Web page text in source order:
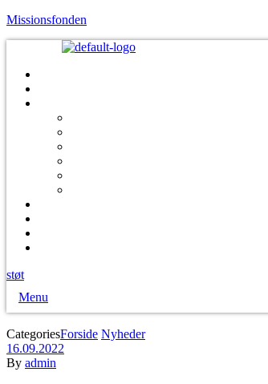
Missionsfonden
støt
Menu
CategoriesForside Nyheder
16.09.2022
By admin